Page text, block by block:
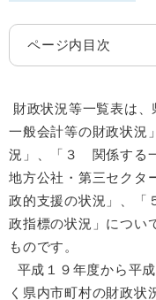
ページ内目次
財政状況等一覧表は
一般会計等の財政状
況」、「３ 関係する
地方公社・第三セクタ
政的支援の状況」、
政指標の状況」につい
ものです。
平成１９年度から平
く県内市町村の財政状